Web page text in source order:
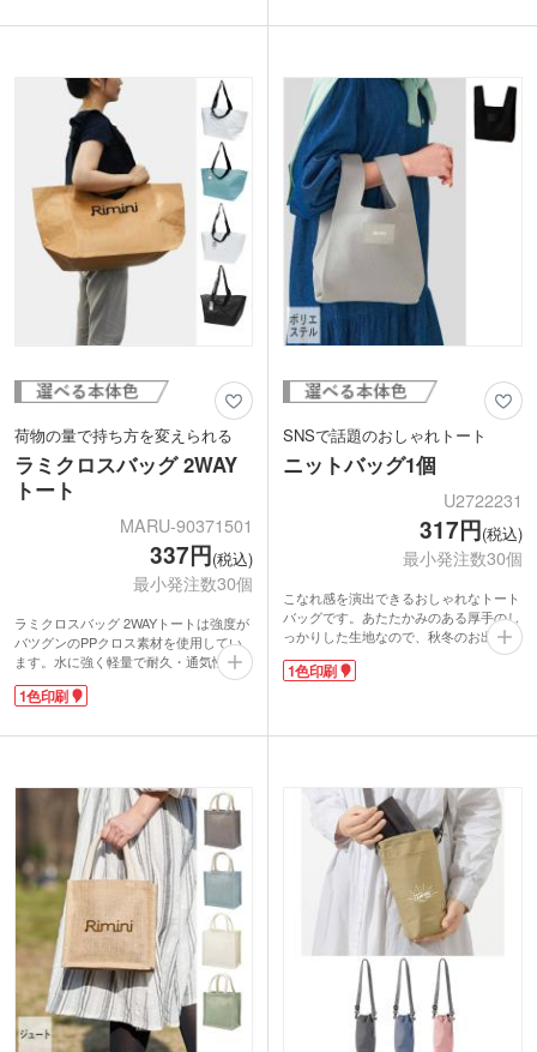
ゴムバンドは縫い付けられているので無
のエコバッグに戻れませんよ!
小売店での販売実績もある商品。ロゴ印
刷したオリジナルバッグは特別感がある
ノベルティになること間違いなしです。
※動画の商品はクルリト フラットバッグ
えるノベルティを作りませんか？クリ
荷物の量で持ち方を変えられる
ラミクロスバッグ 2WAY
トート
MARU-90371501
337円(税込)
最小発注数30個
ラミクロスバッグ 2WAYトートは強度が
バツグンのPPクロス素材を使用してい
ます。水に強く軽量で耐久・通気性があ
る優れものバッグです。汚れてもサッと
拭けば綺麗になるから、お手入れが楽チ
たっぷり収納できるので、ホームパーテ
量によって使い分けできます。
エコバッグにランドリーバッグ、砂遊び
用のおもちゃ入れなど様々な使い方がで
きます。1色印刷で広い範囲に名入れ可
能です。オリジナルデザインで普段使い
もできる、おしゃれバッグ製作に。イベ
ントのノベルティや記念品、販促品とし
て人気です。
1色印刷
SNSで話題のおしゃれトート
ニットバッグ1個
U2722231
317円(税込)
最小発注数30個
こなれ感を演出できるおしゃれなトート
バッグです。あたたかみのある厚手のし
っかりした生地なので、秋冬のお出かけ
バッグにぴったり！伸縮性のあるニット
生地と横マチで、見た目以上に収納力が
500mlペットボトルを入れるのにもちょ
ができます。ブランドロゴを印刷した購
入特典のノベルティから、アーティスト
のオリジナルグッズまで、幅広い用途に
おすすめです。
1色印刷